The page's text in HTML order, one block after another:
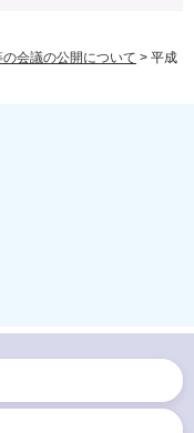
会議の公開について > 平成